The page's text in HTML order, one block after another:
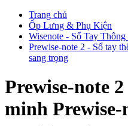
Trang chủ
Ốp Lưng & Phụ Kiện
Wisenote - Sổ Tay
Prewise-note 2 - Sổ tay
sang trọng
Prewise-note
minh